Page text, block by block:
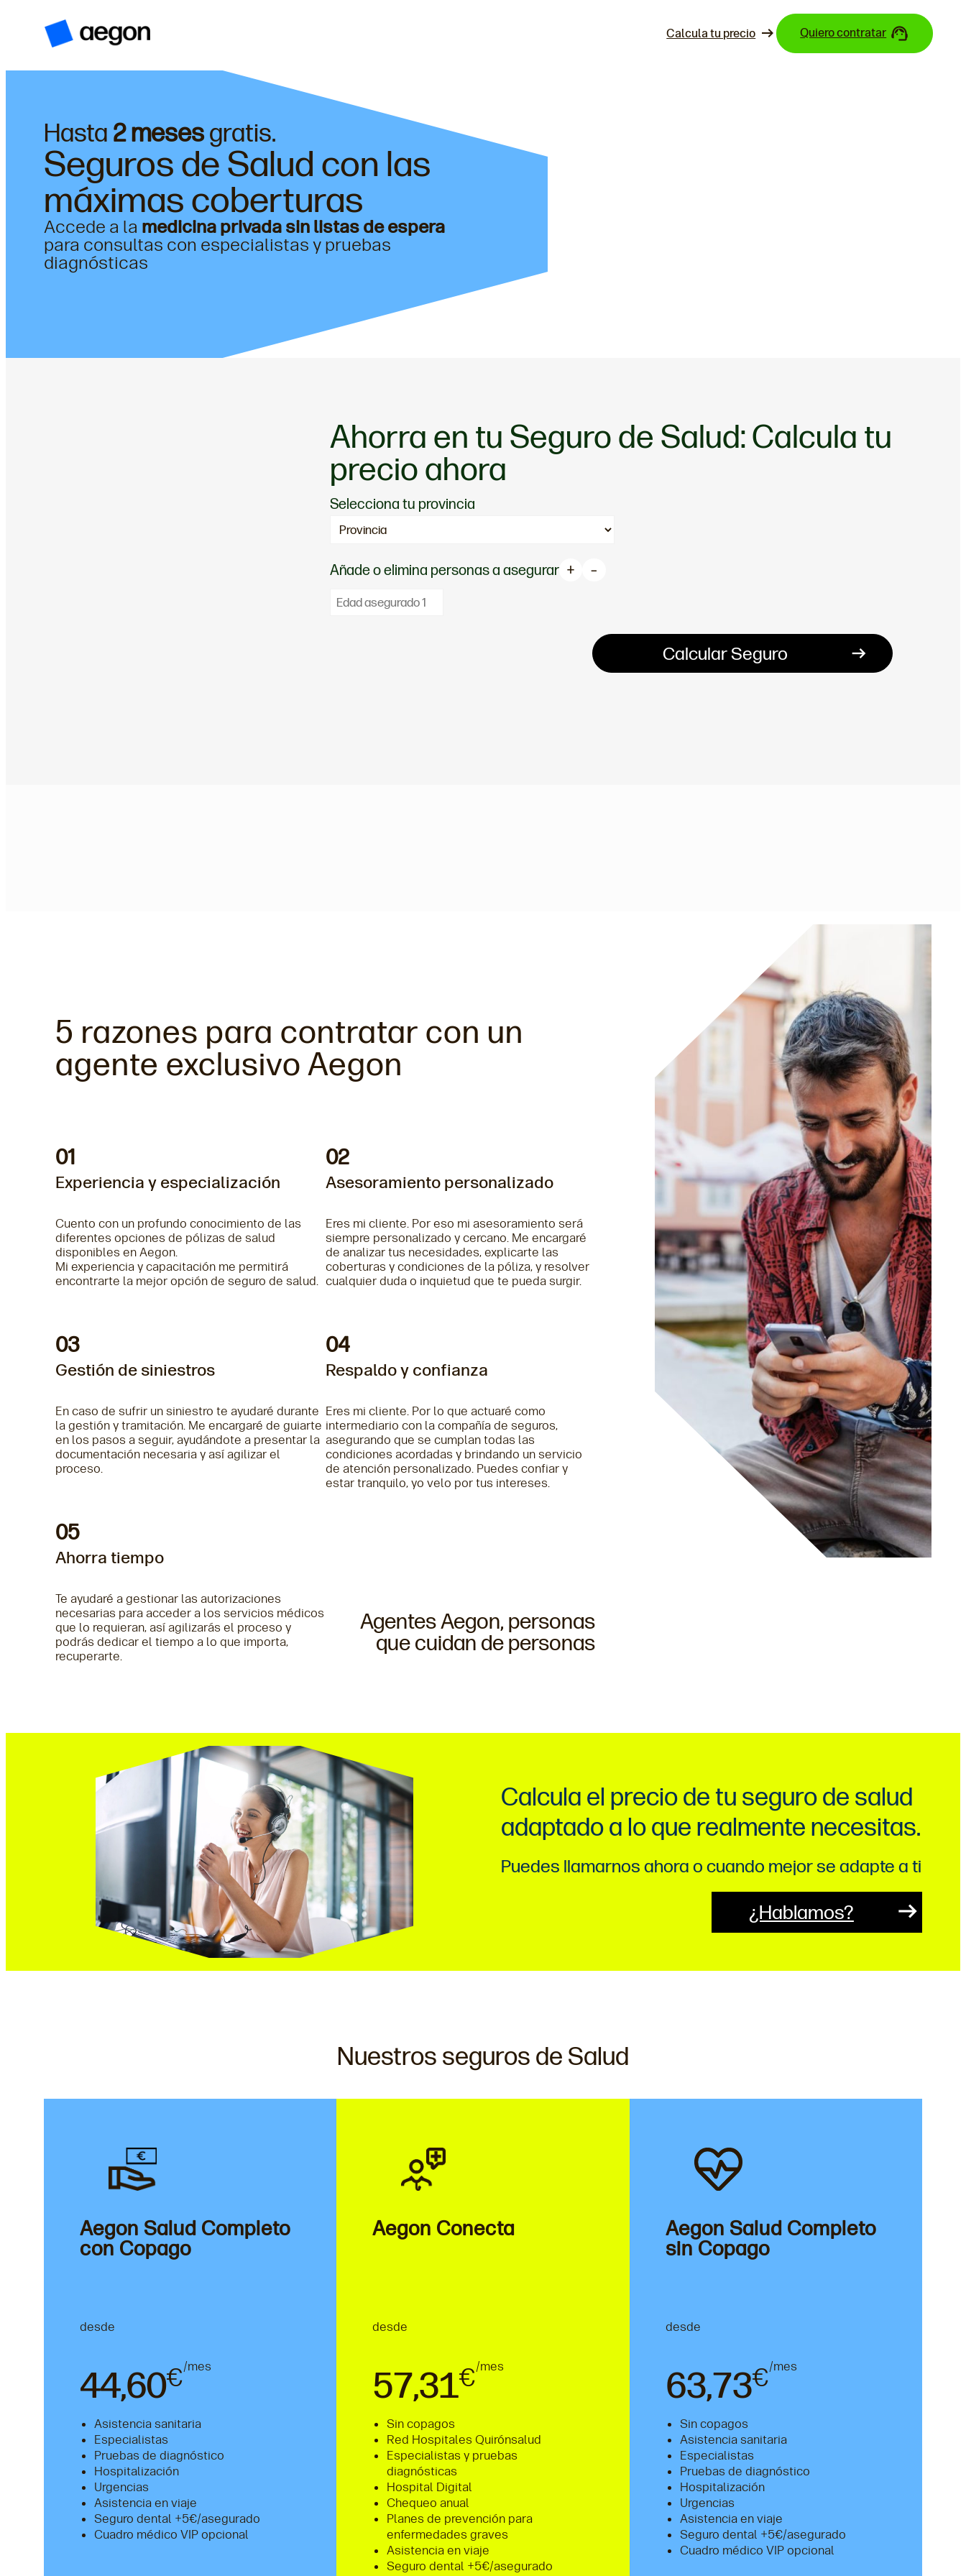
Calcula tu precio Quiero contratar
Hasta 2 mesesgratis.
Seguros de Salud con las
máximas coberturas
Accede a la medicina privada sin listas de espera
para consultas con especialistas y pruebas
diagnósticas
Ahorra en tu Seguro de Salud: Calcula tu
precio ahora
Selecciona tu provincia
Añade o elimina personas a asegurar + –
Calcular Seguro
5 razones para contratar con un
agente exclusivo Aegon
01
Experiencia y especialización
Cuento con un profundo conocimiento de las
diferentes opciones de pólizas de salud
disponibles en Aegon.
Mi experiencia y capacitación me permitirá
encontrarte la mejor opción de seguro de salud.
02
Asesoramiento personalizado
Eres mi cliente. Por eso mi asesoramiento será
siempre personalizado y cercano. Me encargaré
de analizar tus necesidades, explicarte las
coberturas y condiciones de la póliza, y resolver
cualquier duda o inquietud que te pueda surgir.
03
Gestión de siniestros
En caso de sufrir un siniestro te ayudaré durante
la gestión y tramitación. Me encargaré de guiarte
en los pasos a seguir, ayudándote a presentar la
documentación necesaria y así agilizar el
proceso.
04
Respaldo y confianza
Eres mi cliente. Por lo que actuaré como
intermediario con la compañía de seguros,
asegurando que se cumplan todas las
condiciones acordadas y brindando un servicio
de atención personalizado. Puedes confiar y
estar tranquilo, yo velo por tus intereses.
05
Ahorra tiempo
Te ayudaré a gestionar las autorizaciones
necesarias para acceder a los servicios médicos
que lo requieran, así agilizarás el proceso y
podrás dedicar el tiempo a lo que importa,
recuperarte.
Agentes Aegon, personas
que cuidan de personas
Calcula el precio de tu seguro de salud
adaptado a lo que realmente necesitas.
Puedes llamarnos ahora o cuando mejor se adapte a ti
¿Hablamos?
Nuestros seguros de Salud
Aegon Salud Completo
con Copago
desde
44,60€/mes
Asistencia sanitaria
Especialistas
Pruebas de diagnóstico
Hospitalización
Urgencias
Asistencia en viaje
Seguro dental +5€/asegurado
Cuadro médico VIP opcional
Aegon Conecta
desde
57,31€/mes
Sin copagos
Red Hospitales Quirónsalud
Especialistas y pruebas
diagnósticas
Hospital Digital
Chequeo anual
Planes de prevención para
enfermedades graves
Asistencia en viaje
Seguro dental +5€/asegurado
Aegon Salud Completo
sin Copago
desde
63,73€/mes
Sin copagos
Asistencia sanitaria
Especialistas
Pruebas de diagnóstico
Hospitalización
Urgencias
Asistencia en viaje
Seguro dental +5€/asegurado
Cuadro médico VIP opcional